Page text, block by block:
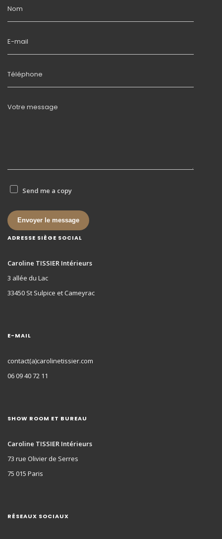
Nom
E-mail
Téléphone
Votre message
Send me a copy
Envoyer le message
ADRESSE SIÈGE SOCIAL
Caroline TISSIER Intérieurs
3 allée du Lac
33450 St Sulpice et Cameyrac
E-MAIL
contact(a)carolinetissier.com
06 09 40 72 11
SHOW ROOM ET BUREAU
Caroline TISSIER Intérieurs
73 rue Olivier de Serres
75 015 Paris
RÉSEAUX SOCIAUX